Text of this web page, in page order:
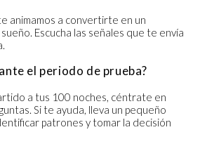
animamos a convertirte en un
Escucha las señales que te envía
el periodo de prueba?
a tus 100 noches, céntrate en
Si te ayuda, lleva un pequeño
patrones y tomar la decisión